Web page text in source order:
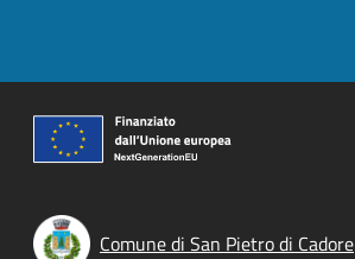
Comune di San Pietro di Cadore